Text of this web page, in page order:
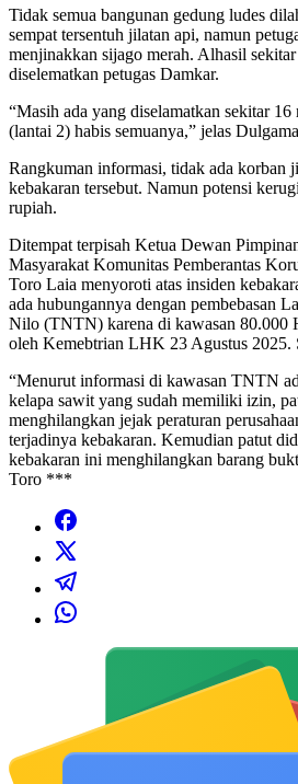
Tidak semua bangunan gedung ludes
sempat tersentuh jilatan api, namun
menjinakkan sijago merah. Alhasil
diselematkan petugas Damkar.
“Masih ada yang diselamatkan sekitar
(lantai 2) habis semuanya,” jelas
Rangkuman informasi, tidak ada korban
kebakaran tersebut. Namun potensi
rupiah.
Ditempat terpisah Ketua Dewan
Masyarakat Komunitas Pemberantas
Toro Laia menyoroti atas insiden
ada hubungannya dengan pembebasan
Nilo (TNTN) karena di kawasan 80.000
oleh Kemebtrian LHK 23 Agustus 2025.
“Menurut informasi di kawasan TNTN
kelapa sawit yang sudah memiliki izin,
menghilangkan jejak peraturan
terjadinya kebakaran. Kemudian patut
kebakaran ini menghilangkan barang
Toro ***